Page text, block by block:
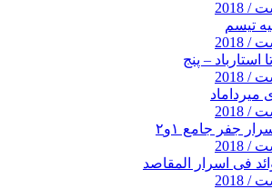
تیسم
استارباد – پنج
میرداماد
جفر جامع ۱و۲
فی اسرار المقاصد